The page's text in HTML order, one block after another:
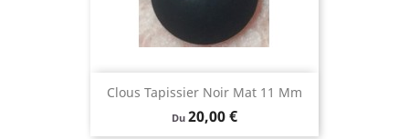
Clous Tapissier Noir Mat 11 Mm
Du Prix
20,00 €